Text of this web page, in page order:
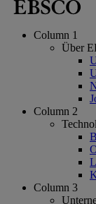
Column 1
Über
Column 2
Column 3